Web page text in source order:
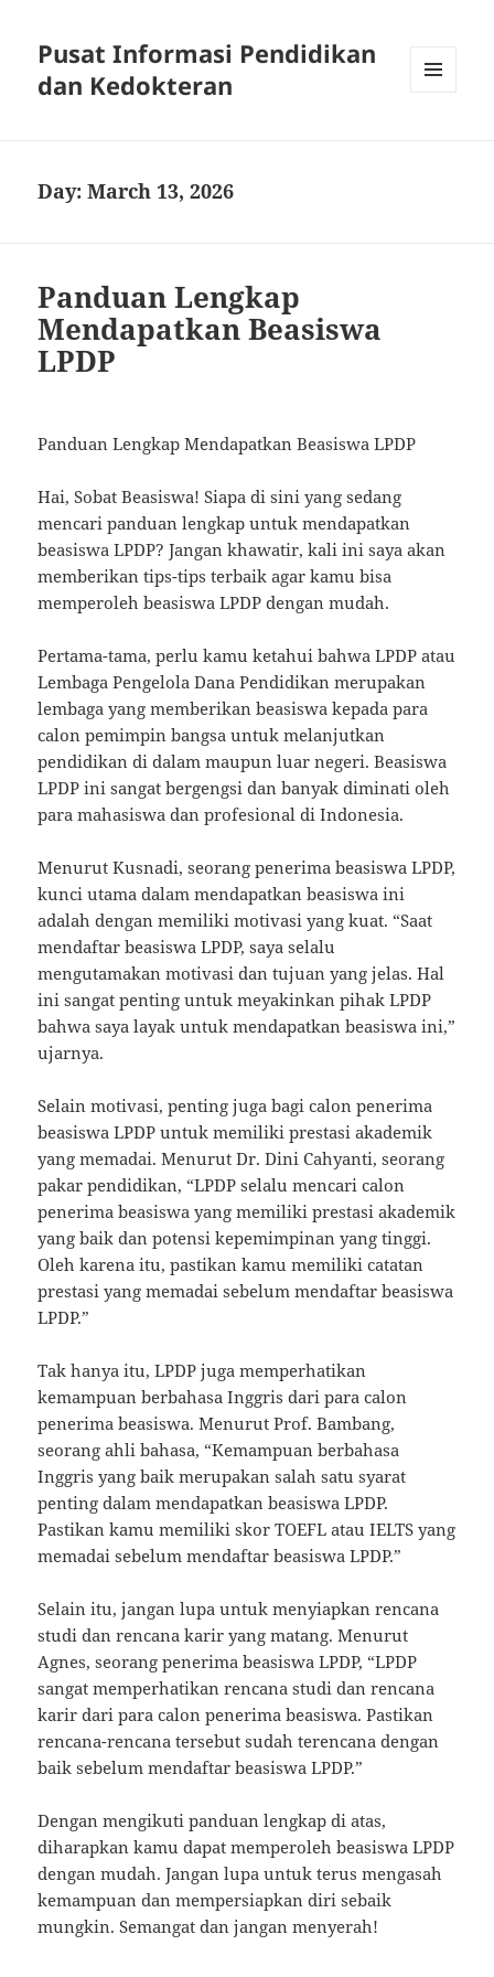
Pusat Informasi Pendidikan
dan Kedokteran
Day:March 13, 2026
Panduan Lengkap
Mendapatkan Beasiswa
LPDP
Panduan Lengkap Mendapatkan Beasiswa LPDP
Hai, Sobat Beasiswa! Siapa di sini yang sedang
mencari panduan lengkap untuk mendapatkan
beasiswa LPDP? Jangan khawatir, kali ini saya akan
memberikan tips-tips terbaik agar kamu bisa
memperoleh beasiswa LPDP dengan mudah.
Pertama-tama, perlu kamu ketahui bahwa LPDP atau
Lembaga Pengelola Dana Pendidikan merupakan
lembaga yang memberikan beasiswa kepada para
calon pemimpin bangsa untuk melanjutkan
pendidikan di dalam maupun luar negeri. Beasiswa
LPDP ini sangat bergengsi dan banyak diminati oleh
para mahasiswa dan profesional di Indonesia.
Menurut Kusnadi, seorang penerima beasiswa LPDP,
kunci utama dalam mendapatkan beasiswa ini
adalah dengan memiliki motivasi yang kuat. “Saat
mendaftar beasiswa LPDP, saya selalu
mengutamakan motivasi dan tujuan yang jelas. Hal
ini sangat penting untuk meyakinkan pihak LPDP
bahwa saya layak untuk mendapatkan beasiswa ini,”
ujarnya.
Selain motivasi, penting juga bagi calon penerima
beasiswa LPDP untuk memiliki prestasi akademik
yang memadai. Menurut Dr. Dini Cahyanti, seorang
pakar pendidikan, “LPDP selalu mencari calon
penerima beasiswa yang memiliki prestasi akademik
yang baik dan potensi kepemimpinan yang tinggi.
Oleh karena itu, pastikan kamu memiliki catatan
prestasi yang memadai sebelum mendaftar beasiswa
LPDP.”
Tak hanya itu, LPDP juga memperhatikan
kemampuan berbahasa Inggris dari para calon
penerima beasiswa. Menurut Prof. Bambang,
seorang ahli bahasa, “Kemampuan berbahasa
Inggris yang baik merupakan salah satu syarat
penting dalam mendapatkan beasiswa LPDP.
Pastikan kamu memiliki skor TOEFL atau IELTS yang
memadai sebelum mendaftar beasiswa LPDP.”
Selain itu, jangan lupa untuk menyiapkan rencana
studi dan rencana karir yang matang. Menurut
Agnes, seorang penerima beasiswa LPDP, “LPDP
sangat memperhatikan rencana studi dan rencana
karir dari para calon penerima beasiswa. Pastikan
rencana-rencana tersebut sudah terencana dengan
baik sebelum mendaftar beasiswa LPDP.”
Dengan mengikuti panduan lengkap di atas,
diharapkan kamu dapat memperoleh beasiswa LPDP
dengan mudah. Jangan lupa untuk terus mengasah
kemampuan dan mempersiapkan diri sebaik
mungkin. Semangat dan jangan menyerah!